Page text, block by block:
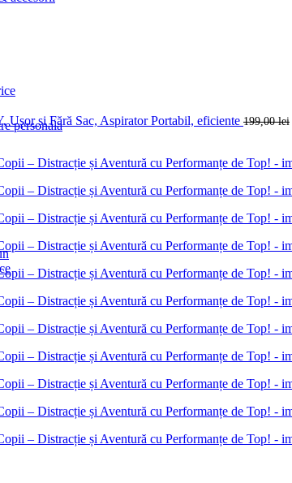
personala
și Fără Sac, Aspirator Portabil, eficiente 199,00lei